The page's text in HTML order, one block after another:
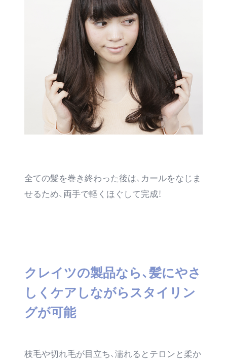
全ての髪を巻き終わった後は、カールをなじま
せるため、両手で軽くほぐして完成！
クレイツの製品なら、髪にやさ
しくケアしながらスタイリン
グが可能
枝毛や切れ毛が目立ち、濡れるとテロンと柔か